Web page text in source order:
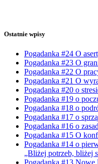
Ostatnie wpisy
Pogadanka #24 O
Pogadanka #23 O
Pogadanka #22 O
Pogadanka #21 O
Pogadanka #20 o
Pogadanka #19 o
Pogadanka #18 o
Pogadanka #17 o
Pogadanka #16 o
Pogadanka #15 O
Pogadanka #14 o
„Bliżej potrzeb, bliżej
Pogadanka #13